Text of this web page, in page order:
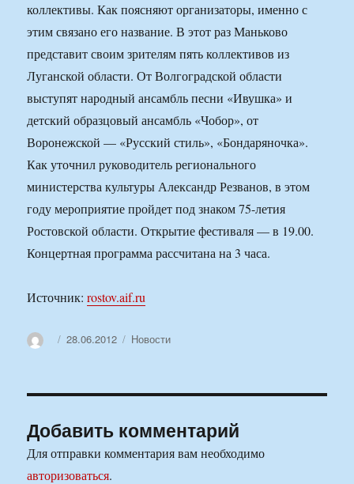
коллективы. Как поясняют организаторы, именно с
этим связано его название. В этот раз Маньково
представит своим зрителям пять коллективов из
Луганской области. От Волгоградской области
выступят народный ансамбль песни «Ивушка» и
детский образцовый ансамбль «Чобор», от
Воронежской — «Русский стиль», «Бондаряночка».
Как уточнил руководитель регионального
министерства культуры Александр Резванов, в этом
году мероприятие пройдет под знаком 75-летия
Ростовской области. Открытие фестиваля — в 19.00.
Концертная программа рассчитана на 3 часа.
Источник:rostov.aif.ru
АвторОпубликовано
28.06.2012 Рубрики
Новости
Добавить комментарий
Для отправки комментария вам необходимо
авторизоваться.